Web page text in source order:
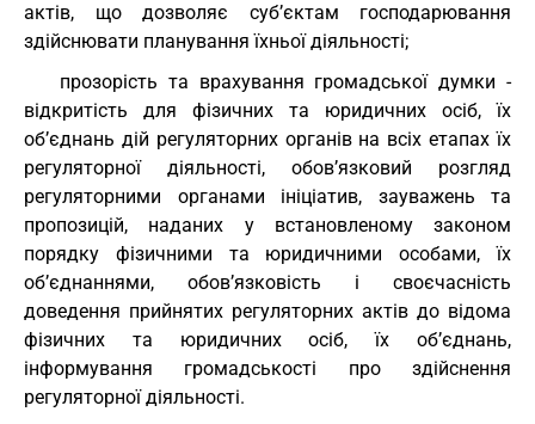
актів, що дозволяє суб’єктам господарювання
здійснювати планування їхньої діяльності;
прозорість та врахування громадської думки -
відкритість для фізичних та юридичних осіб, їх
об’єднань дій регуляторних органів на всіх етапах їх
регуляторної діяльності, обов’язковий розгляд
регуляторними органами ініціатив, зауважень та
пропозицій, наданих у встановленому законом
порядку фізичними та юридичними особами, їх
об’єднаннями, обов’язковість і своєчасність
доведення прийнятих регуляторних актів до відома
фізичних та юридичних осіб, їх об’єднань,
інформування громадськості про здійснення
регуляторної діяльності.